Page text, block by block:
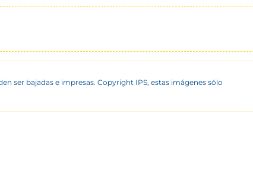
ser bajadas e impresas. Copyright IPS, estas imágenes sólo